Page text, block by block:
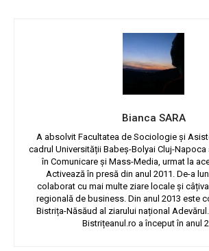
Bianca SARA
A absolvit Facultatea de Sociologie și
cadrul Universității Babeș-Bolyai Cluj-Napoca
în Comunicare și Mass-Media, urmat la
Activează în presă din anul 2011. De-a
colaborat cu mai multe ziare locale și
regională de business. Din anul 2013 este
Bistrița-Năsăud al ziarului național
Bistrițeanul.ro a început în anul